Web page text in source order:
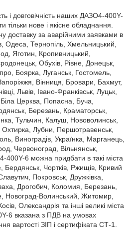
і довговічність наших ДАЗО4-400Y-
тільки нове і якісне обладнання.
доставку за аварійними заявками в
Одеса, Тернопіль, Хмельницький,
Яготин, Кропивницький,
Обухів, Рівне, Донецьк,
Боярка, Луганськ, Гостомель,
Вінниця, Бровари, Бахмут,
Львів, Івано-Франківськ, Луцьк,
Церква, Попасна, Буча,
Березань, Краматорськ,
Тульчин, Калуш, Нововолинськ,
Охтирка, Лубни, Першотравенськ,
Виноградів, Українка, Марганець,
Червоноград, Вільнянськ,
6 можна придбати в такі міста
Бердянськ, Чортків, Ржищів, Кривий
Покровськ, Дружківка,
Дрогобич, Коломия, Березань,
Новоград-Волинський, Житомир,
Олександрія та інші великі міста
6 вказана з ПДВ на умовах
вартості ЗІП і сертифіката СТ-1.